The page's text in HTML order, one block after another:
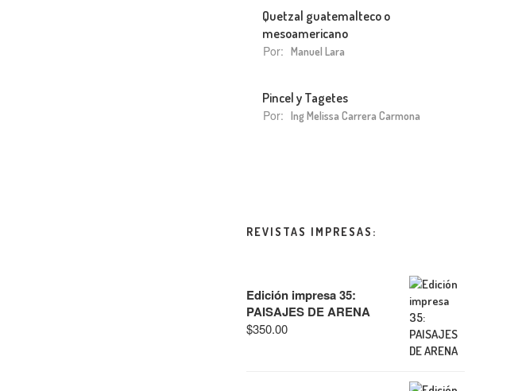
Quetzal guatemalteco o
mesoamericano
Por: Manuel Lara
Pincel y Tagetes
Por: Ing Melissa Carrera Carmona
REVISTAS IMPRESAS:
Edición impresa 35:
PAISAJES DE ARENA
$350.00